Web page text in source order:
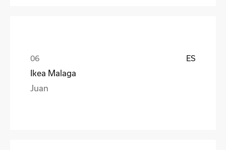
ES
Ikea Malaga
Juan